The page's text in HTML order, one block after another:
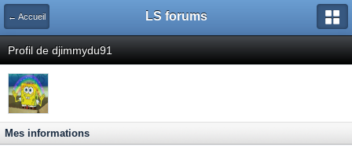
← Accueil LS forums
Profil de djimmydu91
Mes informations